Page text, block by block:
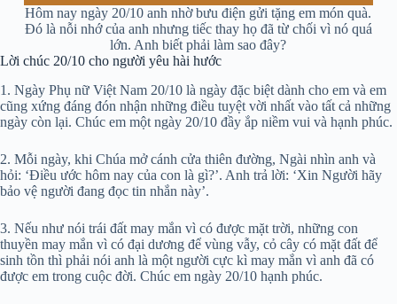
Hôm nay ngày 20/10 anh nhờ bưu điện gửi tặng em món quà.
Đó là nỗi nhớ của anh nhưng tiếc thay họ đã từ chối vì nó quá
lớn. Anh biết phải làm sao đây?
Lời chúc 20/10 cho người yêu hài hước
1. Ngày Phụ nữ Việt Nam 20/10 là ngày đặc biệt dành cho em và em
cũng xứng đáng đón nhận những điều tuyệt vời nhất vào tất cả những
ngày còn lại. Chúc em một ngày 20/10 đầy ắp niềm vui và hạnh phúc.
2. Mỗi ngày, khi Chúa mở cánh cửa thiên đường, Ngài nhìn anh và
hỏi: ‘Điều ước hôm nay của con là gì?’. Anh trả lời: ‘Xin Người hãy
bảo vệ người đang đọc tin nhắn này’.
3. Nếu như nói trái đất may mắn vì có được mặt trời, những con
thuyền may mắn vì có đại dương để vùng vẫy, cỏ cây có mặt đất để
sinh tồn thì phải nói anh là một người cực kì may mắn vì anh đã có
được em trong cuộc đời. Chúc em ngày 20/10 hạnh phúc.